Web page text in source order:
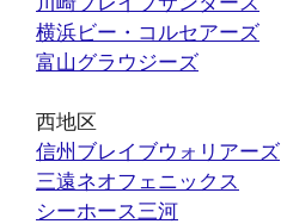
横浜ビー・コルセアーズ
富山グラウジーズ
西地区
信州ブレイブウォリアーズ
三遠ネオフェニックス
シーホース三河